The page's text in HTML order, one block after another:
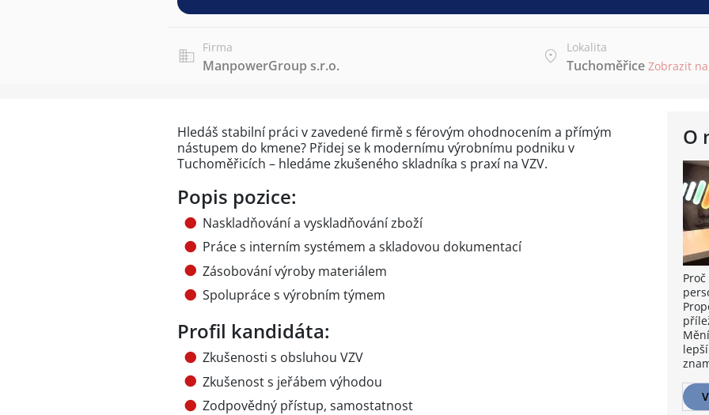
Firma
ManpowerGroup s.r.o.
Lokalita
Tuchoměřice Zobrazit
O
Hledáš stabilní práci v zavedené firmě s férovým ohodnocením a přímým
nástupem do kmene? Přidej se k modernímu výrobnímu podniku v
Tuchoměřicích – hledáme zkušeného skladníka s praxí na VZV.
Popis pozice:
Naskladňování a vyskladňování zboží
Práce s interním systémem a skladovou dokumentací
Zásobování výroby materiálem
Spolupráce s výrobním týmem
Profil kandidáta:
Zkušenosti s obsluhou VZV
Zkušenost s jeřábem výhodou
Zodpovědný přístup, samostatnost